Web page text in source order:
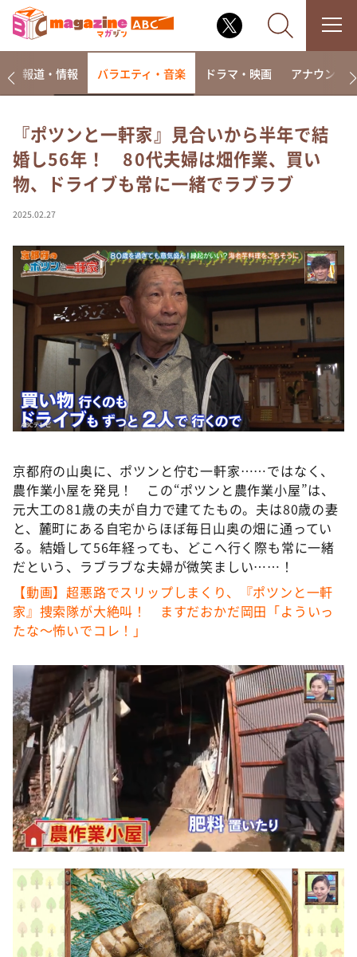
なるみ・岡村の過ぎるTV
相席食堂
これ余談なんですけど・・・
て真剣です
探偵！ナイトスクープ
news おかえり
河合＆A.B.C-Z塚田×福井アナ「なんでやねん！？」
（news おかえり）
DAIGOも台所 ～きょうの献立 何にする？～
本日はダイアンなり！シーズン２
朝だ！生です旅サラダ
ＬＩＦＥ～夢のカタチ～
新婚さんいらっしゃい！
ポツンと一軒家
ザキ山小屋本館
ぺこぱのまるスポ
アナ回覧板
報道・情報 バラエティ・音楽 ドラマ・映画 アナウンサー
『ポツンと一軒家』見合いから半年で結
婚し56年！ 80代夫婦は畑作業、買い
物、ドライブも常に一緒でラブラブ
2025.02.27
京都府の山奥に、ポツンと佇む一軒家……ではなく、
農作業小屋を発見！ この“ポツンと農作業小屋”は、
元大工の81歳の夫が自力で建てたもの。夫は80歳の妻
と、麓町にある自宅からほぼ毎日山奥の畑に通ってい
る。結婚して56年経っても、どこへ行く際も常に一緒
だという、ラブラブな夫婦が微笑ましい……！
【動画】超悪路でスリップしまくり、『ポツンと一軒
家』捜索隊が大絶叫！ ますだおかだ岡田「よういっ
たな～怖いでコレ！」